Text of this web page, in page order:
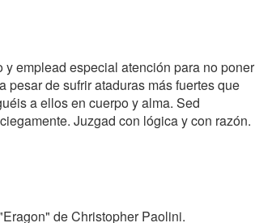
emplead especial atención para no poner
pesar de sufrir ataduras más fuertes que
a ellos en cuerpo y alma. Sed
Juzgad con lógica y con razón.
de Christopher Paolini.